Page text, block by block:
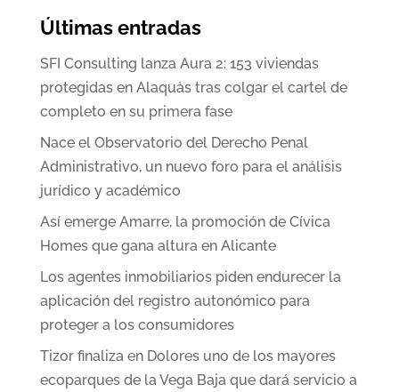
Últimas entradas
SFI Consulting lanza Aura 2: 153 viviendas
protegidas en Alaquàs tras colgar el cartel de
completo en su primera fase
Nace el Observatorio del Derecho Penal
Administrativo, un nuevo foro para el análisis
jurídico y académico
Así emerge Amarre, la promoción de Cívica
Homes que gana altura en Alicante
Los agentes inmobiliarios piden endurecer la
aplicación del registro autonómico para
proteger a los consumidores
Tizor finaliza en Dolores uno de los mayores
ecoparques de la Vega Baja que dará servicio a